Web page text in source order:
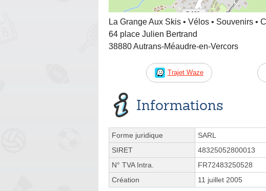
La Grange Aux Skis • Vélos • Souvenirs •
64 place Julien Bertrand
38880 Autrans-Méaudre-en-Vercors
Trajet Waze
Informations
Forme juridique
SARL
SIRET
48325052800013
N° TVA Intra.
FR72483250528
Création
11 juillet 2005